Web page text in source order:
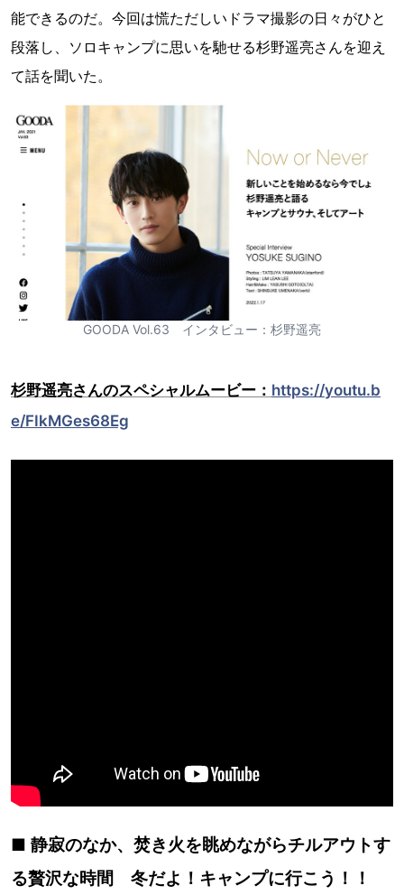
能できるのだ。今回は慌ただしいドラマ撮影の日々がひと
段落し、ソロキャンプに思いを馳せる杉野遥亮さんを迎え
て話を聞いた。
GOODA Vol.63 インタビュー：杉野遥亮
杉野遥亮さんのスペシャルムービー： https://youtu.b
e/FIkMGes68Eg
■ 静寂のなか、焚き火を眺めながらチルアウトす
る贅沢な時間 冬だよ！キャンプに行こう！！